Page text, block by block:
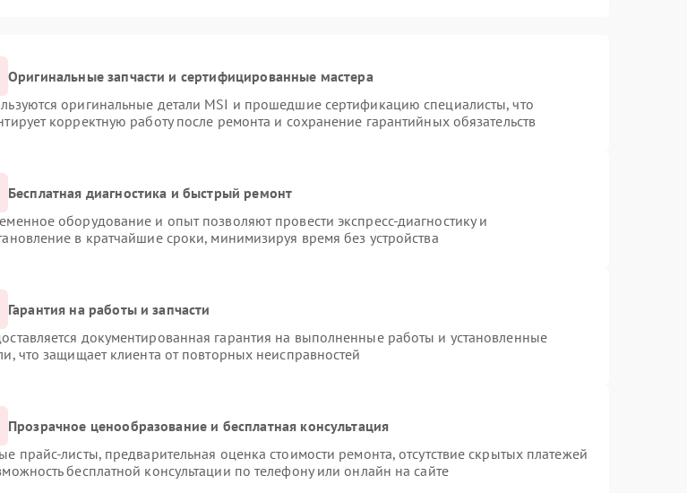
Оригинальные запчасти и сертифицированные мастера
оригинальные детали MSI и прошедшие сертификацию специалисты, что
корректную работу после ремонта и сохранение гарантийных обязательств
Бесплатная диагностика и быстрый ремонт
оборудование и опыт позволяют провести экспресс-диагностику и
в кратчайшие сроки, минимизируя время без устройства
Гарантия на работы и запчасти
документированная гарантия на выполненные работы и установленные
что защищает клиента от повторных неисправностей
Прозрачное ценообразование и бесплатная консультация
прайс-листы, предварительная оценка стоимости ремонта, отсутствие скрытых платежей
бесплатной консультации по телефону или онлайн на сайте